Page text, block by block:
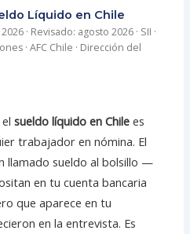
Líquido en Chile
· Revisado: agosto 2026 · SII ·
· AFC Chile · Dirección del
elsueldo líquido en Chile es
trabajador en nómina. El
llamado sueldo al bolsillo —
en tu cuenta bancaria
que aparece en tu
en la entrevista. Es